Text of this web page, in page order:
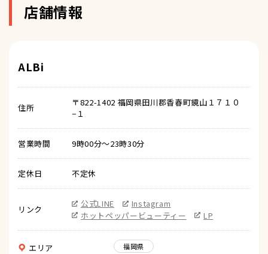
店舗情報
ALBi
住所
〒822-1402 福岡県田川郡香春町鏡山１７１０
−１
営業時間 9時00分～23時30分
定休日 不定休
リンク 公式LINE
Instagram
ホットペッパービューティー
LP
エリア 福岡県